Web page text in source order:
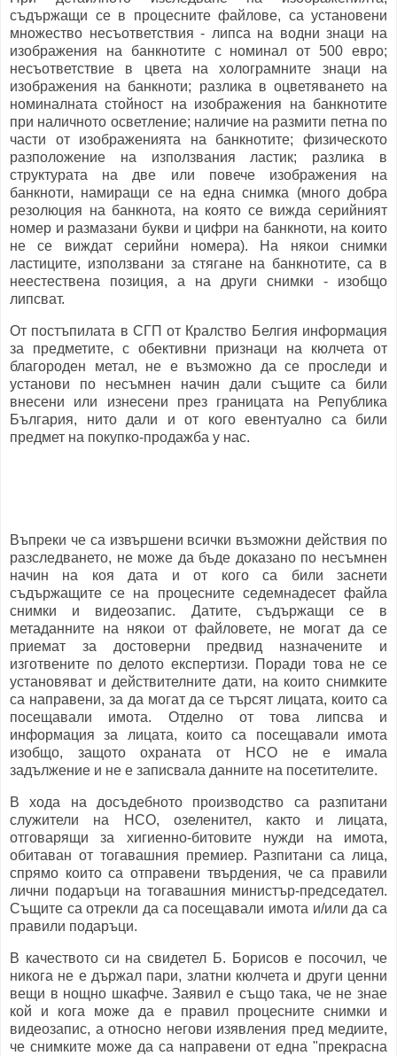
съдържащи се в процесните файлове, са установени
множество несъответствия - липса на водни знаци на
изображения на банкнотите с номинал от 500 евро;
несъответствие в цвета на холограмните знаци на
изображения на банкноти; разлика в оцветяването на
номиналната стойност на изображения на банкнотите
при наличното осветление; наличие на размити петна по
части от изображенията на банкнотите; физическото
разположение на използвания ластик; разлика в
структурата на две или повече изображения на
банкноти, намиращи се на една снимка (много добра
резолюция на банкнота, на която се вижда серийният
номер и размазани букви и цифри на банкноти, на които
не се виждат серийни номера). На някои снимки
ластиците, използвани за стягане на банкнотите, са в
неестествена позиция, а на други снимки - изобщо
липсват.
От постъпилата в СГП от Кралство Белгия информация
за предметите, с обективни признаци на кюлчета от
благороден метал, не е възможно да се проследи и
установи по несъмнен начин дали същите са били
внесени или изнесени през границата на Република
България, нито дали и от кого евентуално са били
предмет на покупко-продажба у нас.
Въпреки че са извършени всички възможни действия по
разследването, не може да бъде доказано по несъмнен
начин на коя дата и от кого са били заснети
съдържащите се на процесните седемнадесет файла
снимки и видеозапис. Датите, съдържащи се в
метаданните на някои от файловете, не могат да се
приемат за достоверни предвид назначените и
изготвените по делото експертизи. Поради това не се
установяват и действителните дати, на които снимките
са направени, за да могат да се търсят лицата, които са
посещавали имота. Отделно от това липсва и
информация за лицата, които са посещавали имота
изобщо, защото охраната от НСО не е имала
задължение и не е записвала данните на посетителите.
В хода на досъдебното производство са разпитани
служители на НСО, озеленител, както и лицата,
отговарящи за хигиенно-битовите нужди на имота,
обитаван от тогавашния премиер. Разпитани са лица,
спрямо които са отправени твърдения, че са правили
лични подаръци на тогавашния министър-председател.
Същите са отрекли да са посещавали имота и/или да са
правили подаръци.
В качеството си на свидетел Б. Борисов е посочил, че
никога не е държал пари, златни кюлчета и други ценни
вещи в нощно шкафче. Заявил е също така, че не знае
кой и кога може да е правил процесните снимки и
видеозапис, а относно негови изявления пред медиите,
че снимките може да са направени от една "прекрасна